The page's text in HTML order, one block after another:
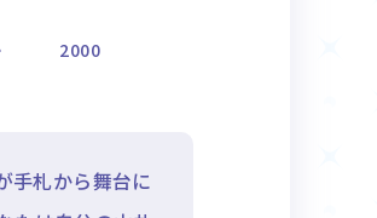
2000
手札から舞台に